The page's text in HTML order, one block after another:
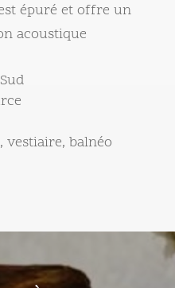
épuré et offre un
acoustique
balnéo